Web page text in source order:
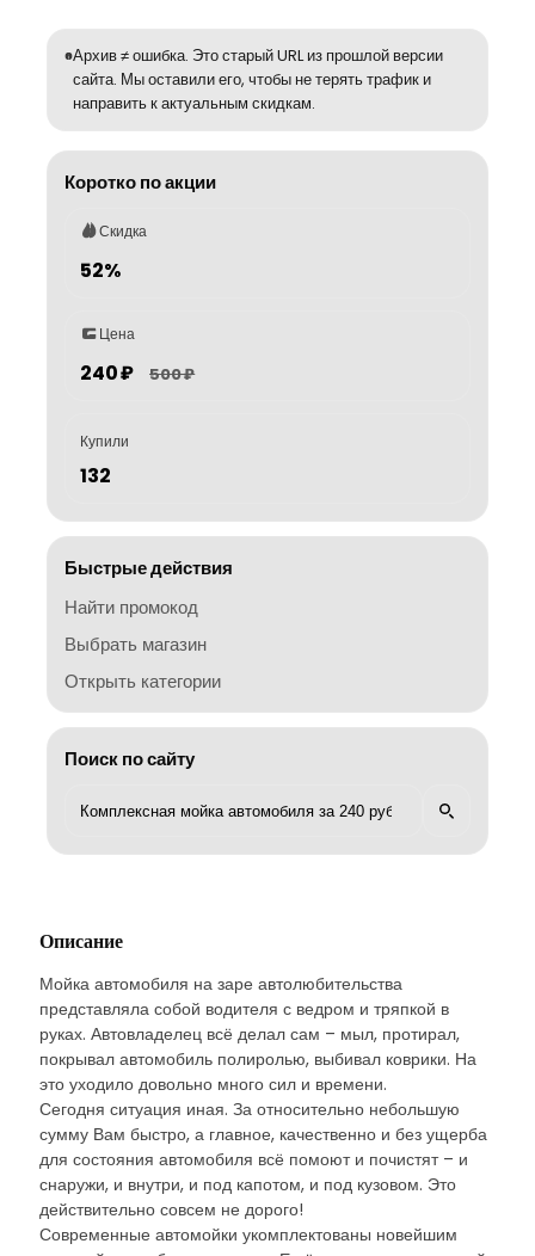
Архив ≠ ошибка. Это старый URL из прошлой версии
сайта. Мы оставили его, чтобы не терять трафик и
направить к актуальным скидкам.
Коротко по акции
Скидка
52%
Цена
240 ₽ 500 ₽
Купили
132
Быстрые действия
Найти промокод
Выбрать магазин
Открыть категории
Поиск по сайту
Описание
Мойка автомобиля на заре автолюбительства
представляла собой водителя с ведром и тряпкой в
руках. Автовладелец всё делал сам – мыл, протирал,
покрывал автомобиль полиролью, выбивал коврики. На
это уходило довольно много сил и времени.
Сегодня ситуация иная. За относительно небольшую
сумму Вам быстро, а главное, качественно и без ущерба
для состояния автомобиля всё помоют и почистят – и
снаружи, и внутри, и под капотом, и под кузовом. Это
действительно совсем не дорого!
Современные автомойки укомплектованы новейшим